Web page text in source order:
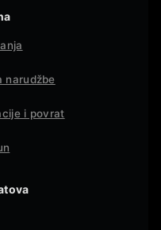
narudžbe
i povrat